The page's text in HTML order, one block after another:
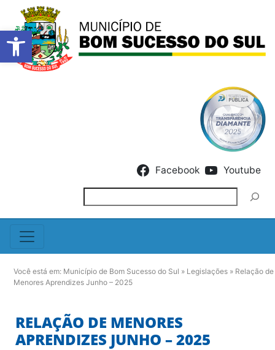
Barra de Ferramentas
Facebook Youtube
Você está em: Município de Bom Sucesso do Sul » Legislações » Relação de
Menores Aprendizes Junho – 2025
RELAÇÃO DE MENORES
APRENDIZES JUNHO – 2025